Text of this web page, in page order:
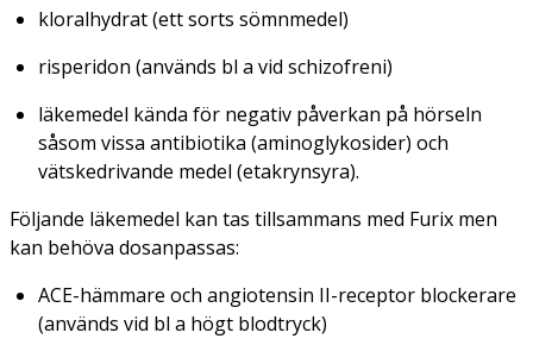
kloralhydrat (ett sorts sömnmedel)
risperidon (används bl a vid schizofreni)
läkemedel kända för negativ påverkan på hörseln
såsom vissa antibiotika (aminoglykosider) och
vätskedrivande medel (etakrynsyra).
Följande läkemedel kan tas tillsammans med Furix men
kan behöva dosanpassas:
ACE-hämmare och angiotensin II-receptor blockerare
(används vid bl a högt blodtryck)